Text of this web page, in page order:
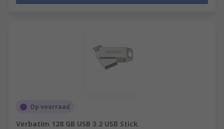
Op voorraad
Verbatim 128 GB USB 3.2 USB Stick